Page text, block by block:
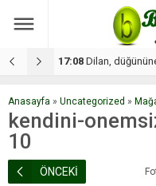
17:08 Dilan,
Anasayfa » Uncategorized »
kendini-
10
ÖNCEKİ